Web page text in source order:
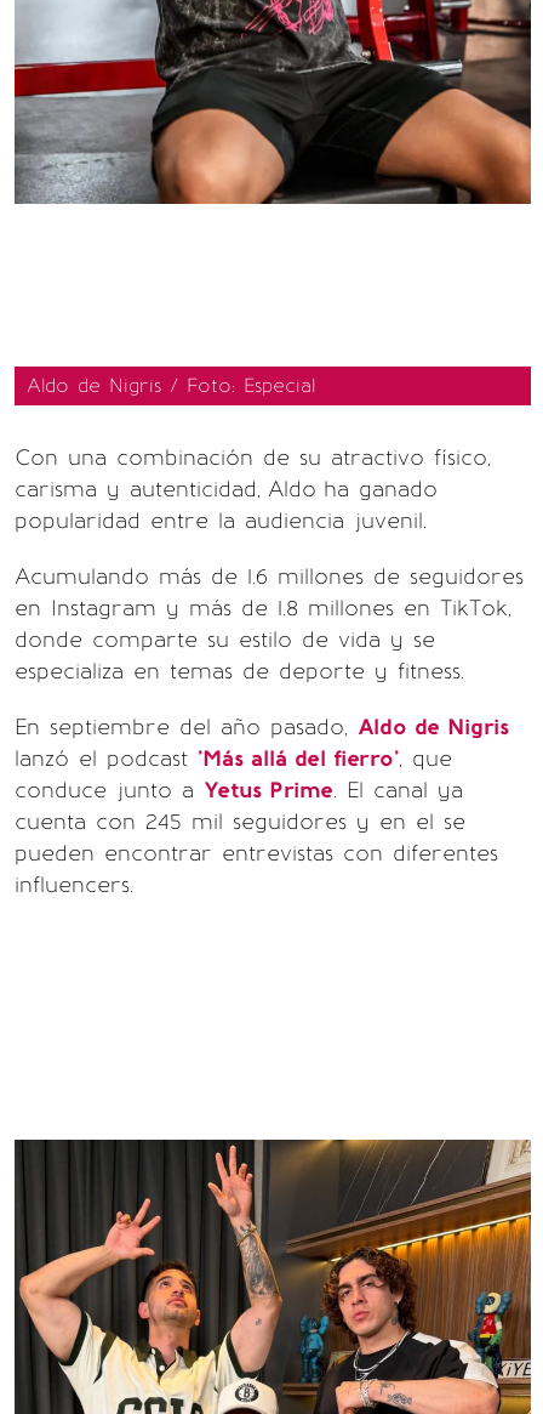
Aldo de Nigris / Foto: Especial
Con una combinación de su atractivo físico,
carisma y autenticidad, Aldo ha ganado
popularidad entre la audiencia juvenil.
Acumulando más de 1.6 millones de seguidores
en Instagram y más de 1.8 millones en TikTok,
donde comparte su estilo de vida y se
especializa en temas de deporte y fitness.
En septiembre del año pasado, Aldo de Nigris
lanzó el podcast 'Más allá del fierro', que
conduce junto a Yetus Prime. El canal ya
cuenta con 245 mil seguidores y en el se
pueden encontrar entrevistas con diferentes
influencers.